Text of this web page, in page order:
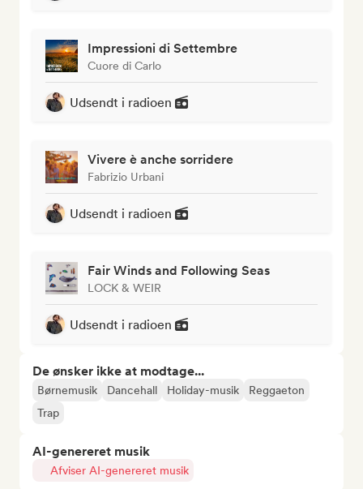
Impressioni di Settembre
Cuore di Carlo
Udsendt i radioen
Vivere è anche sorridere
Fabrizio Urbani
Udsendt i radioen
Fair Winds and Following Seas
LOCK & WEIR
Udsendt i radioen
De ønsker ikke at modtage...
Børnemusik Dancehall Holiday-musik
Reggaeton
Trap
AI-genereret musik
Afviser AI-genereret musik